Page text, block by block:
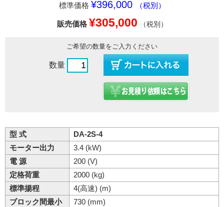
標準価格 ¥396,000 （税別）
販売価格 ¥305,000 （税別）
ご希望の数量をご入力ください
数量
型 式
DA-2S-4
モーター出力
3.4 (kW)
電 源
200 (V)
定格荷重
2000 (kg)
標準揚程
4(高速) (m)
ブロック間最小
730 (mm)